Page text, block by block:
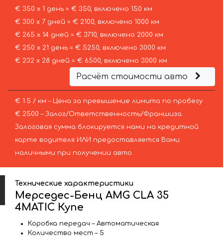
€ 350 х 1 день = € 350, включено 150 км
€ 300 х 7 дней = € 2100, включено 1000 км
€ 265 х 14 дней = € 3710, включено 2000 км
€ 250 х 21 день = € 5250, включено 3000 км
€ 232 х 28 дней = € 6500, включено 3000 км
Расчёт стоимости авто
€ 1.5 / км – Цена за превышение лимита по пробегу
€ 2500 – Залог/Ответственность/Франшиза.
Залоговая сумма блокируется нами на кредитной
карте водителя ИЛИ предоставляется Вами
наличными при получении авто.
Технические характеристики
Мерседес-Бенц AMG CLA 35
4MATIC Купе
Коробка передач – Автоматическая
Количество мест – 5